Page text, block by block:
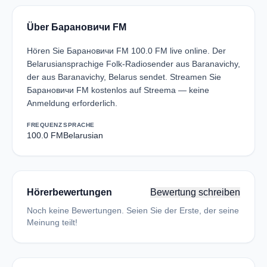
Über Барановичи FM
Hören Sie Барановичи FM 100.0 FM live online. Der
Belarusiansprachige Folk-Radiosender aus Baranavichy,
der aus Baranavichy, Belarus sendet. Streamen Sie
Барановичи FM kostenlos auf Streema — keine
Anmeldung erforderlich.
FREQUENZ
100.0 FM
SPRACHE
Belarusian
Hörerbewertungen Bewertung schreiben
Noch keine Bewertungen. Seien Sie der Erste, der seine
Meinung teilt!